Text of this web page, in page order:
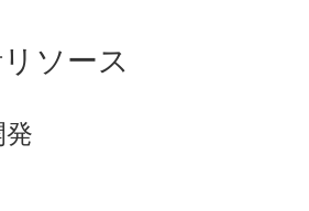
ソース